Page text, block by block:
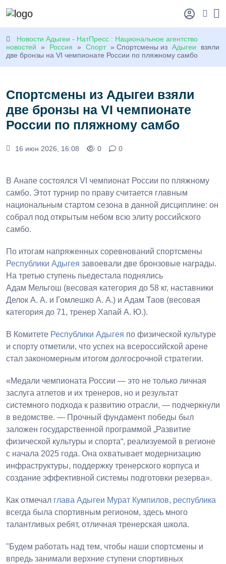
Новости Адыгеи - НатПресс : Национальное агентство
новостей
» Россия » Спорт » Спортсмены из Адыгеи
взяли
две бронзы на VI чемпионате России по пляжному самбо
Спортсмены из Адыгеи взяли
две бронзы на VI чемпионате
России по пляжному самбо
16 июн 2026, 16:08 0 0
В Анапе состоялся VI чемпионат России по пляжному
самбо. Этот турнир по праву считается главным
национальным стартом сезона в данной дисциплине: он
собрал под открытым небом всю элиту российского
самбо.
По итогам напряженных соревнований спортсмены
Республики Адыгея завоевали две бронзовые награды.
На третью ступень пьедестала поднялись
Адам Мельгош (весовая категория до 58 кг, наставники
Делок А. А. и Гомлешко А. А.) и Адам Таов (весовая
категория до 71, тренер Хапай А. Ю.).
В Комитете Республики Адыгея по физической культуре
и спорту отметили, что успех на всероссийской арене
стал закономерным итогом долгосрочной стратегии.
«Медали чемпионата России — это не только личная
заслуга атлетов и их тренеров, но и результат
системного подхода к развитию отрасли, — подчеркнули
в ведомстве. — Прочный фундамент победы был
заложен государственной программой „Развитие
физической культуры и спорта“, реализуемой в регионе
с начала 2025 года. Она охватывает модернизацию
инфраструктуры, поддержку тренерского корпуса и
создание эффективной системы подготовки резерва».
Как отмечал глава Адыгеи Мурат Кумпилов, республика
всегда была спортивным регионом, здесь много
талантливых ребят, отличная тренерская школа.
"Будем работать над тем, чтобы наши спортсмены и
впредь занимали верхние ступени спортивных